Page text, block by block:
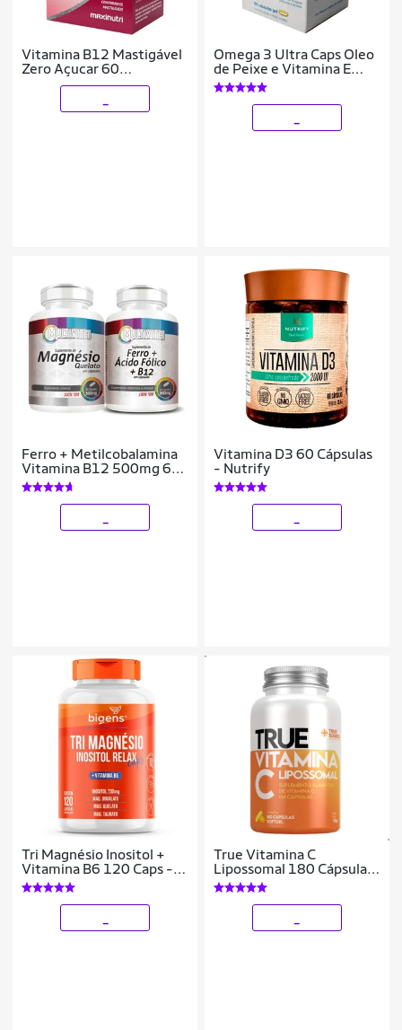
Vitamina B12 Mastigável
Zero Açucar 60
Comprimidos Maxinutri
Omega 3 Ultra Caps Oleo
de Peixe e Vitamina E
Equaliv
Ferro + Metilcobalamina
Vitamina B12 500mg 60
Caps + Quelato 60 Caps
500mg
Vitamina D3 60 Cápsulas
- Nutrify
Tri Magnésio Inositol +
Vitamina B6 120 Caps -
Bigens
True Vitamina C
Lipossomal 180 Cápsulas
SoftGel True Source